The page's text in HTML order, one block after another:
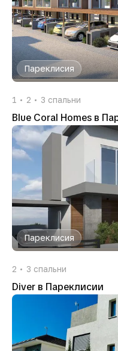
Пареклисия
1 2 3 спальни
Blue Coral Homes в
Пареклисия
2 3 спальни
Diver в Пареклисии